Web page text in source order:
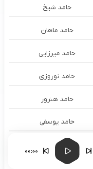
حامد شیخ
حامد ماهان
حامد میرزایی
حامد نوروزی
حامد هنرور
حامد یوسفی
حامیم
00:00